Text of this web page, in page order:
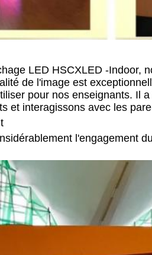
LED HSCXLED -Indoor,
de l'image est
pour nos enseignants. Il
et interagissons avec les
l'engagement